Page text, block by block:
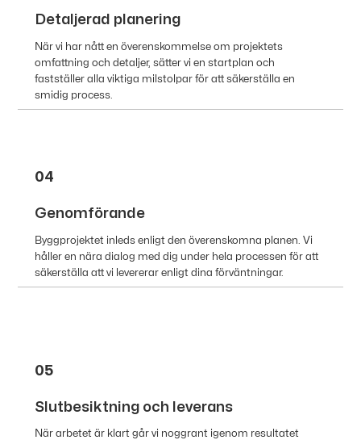
Detaljerad planering
När vi har nått en överenskommelse om projektets
omfattning och detaljer, sätter vi en startplan och
fastställer alla viktiga milstolpar för att säkerställa en
smidig process.
04
Genomförande
Byggprojektet inleds enligt den överenskomna planen. Vi
håller en nära dialog med dig under hela processen för att
säkerställa att vi levererar enligt dina förväntningar.
05
Slutbesiktning och leverans
När arbetet är klart går vi noggrant igenom resultatet